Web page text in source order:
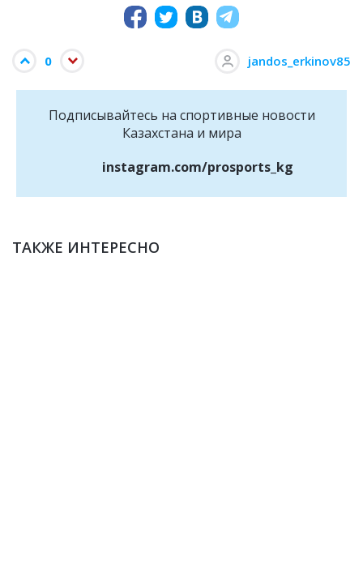
0 jandos_erkinov85
Подписывайтесь на cпортивные новости
Казахстана и мира
instagram.com/prosports_kg
ТАКЖЕ ИНТЕРЕСНО